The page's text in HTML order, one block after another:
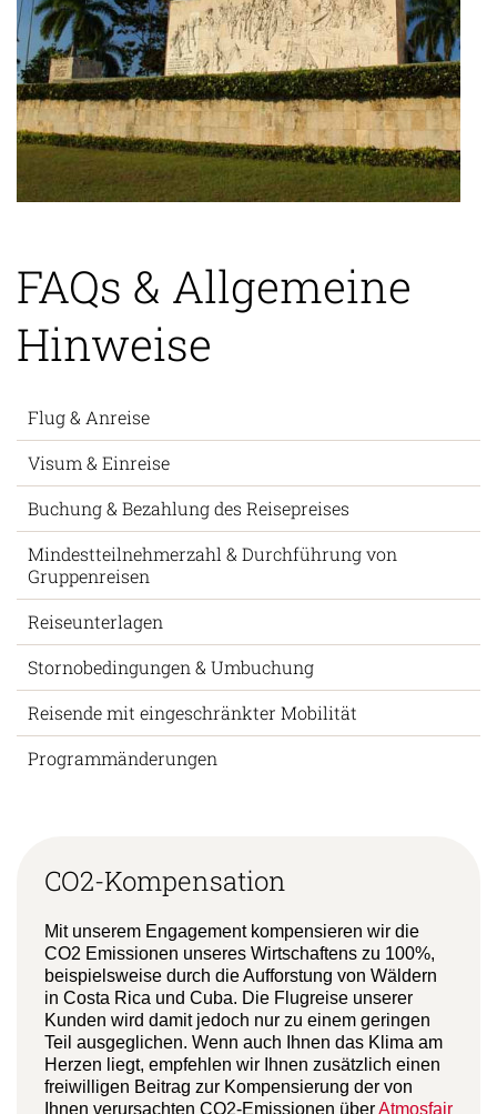
FAQs & Allgemeine
Hinweise
Flug & Anreise
Visum & Einreise
Buchung & Bezahlung des Reisepreises
Mindestteilnehmerzahl & Durchführung von
Gruppenreisen
Reiseunterlagen
Stornobedingungen & Umbuchung
Reisende mit eingeschränkter Mobilität
CO2-Kompensation
Mit unserem Engagement kompensieren wir die
CO2 Emissionen unseres Wirtschaftens zu 100%,
beispielsweise durch die Aufforstung von Wäldern
in Costa Rica und Cuba. Die Flugreise unserer
Kunden wird damit jedoch nur zu einem geringen
Teil ausgeglichen. Wenn auch Ihnen das Klima am
Herzen liegt, empfehlen wir Ihnen zusätzlich einen